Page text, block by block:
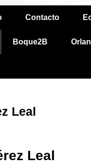
Contacto
Boque2B
Leal
Leal